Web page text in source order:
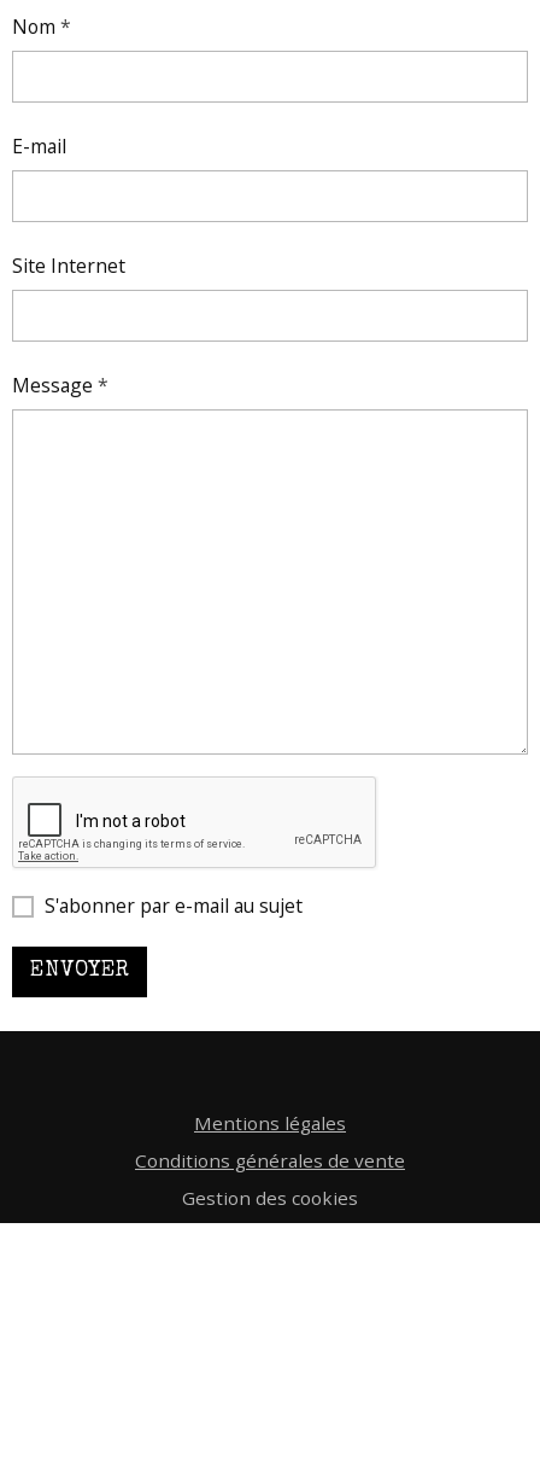
Nom
E-mail
Site Internet
Message
S'abonner par e-mail au sujet
ENVOYER
Mentions légales
Conditions générales de vente
Gestion des cookies